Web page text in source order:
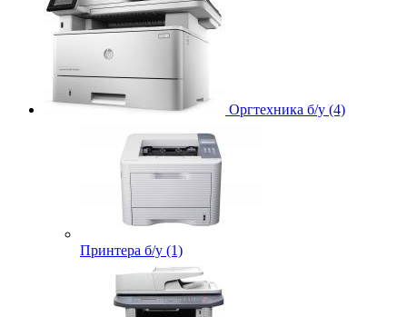
Оргтехника б/у (4)
Принтера б/у (1)